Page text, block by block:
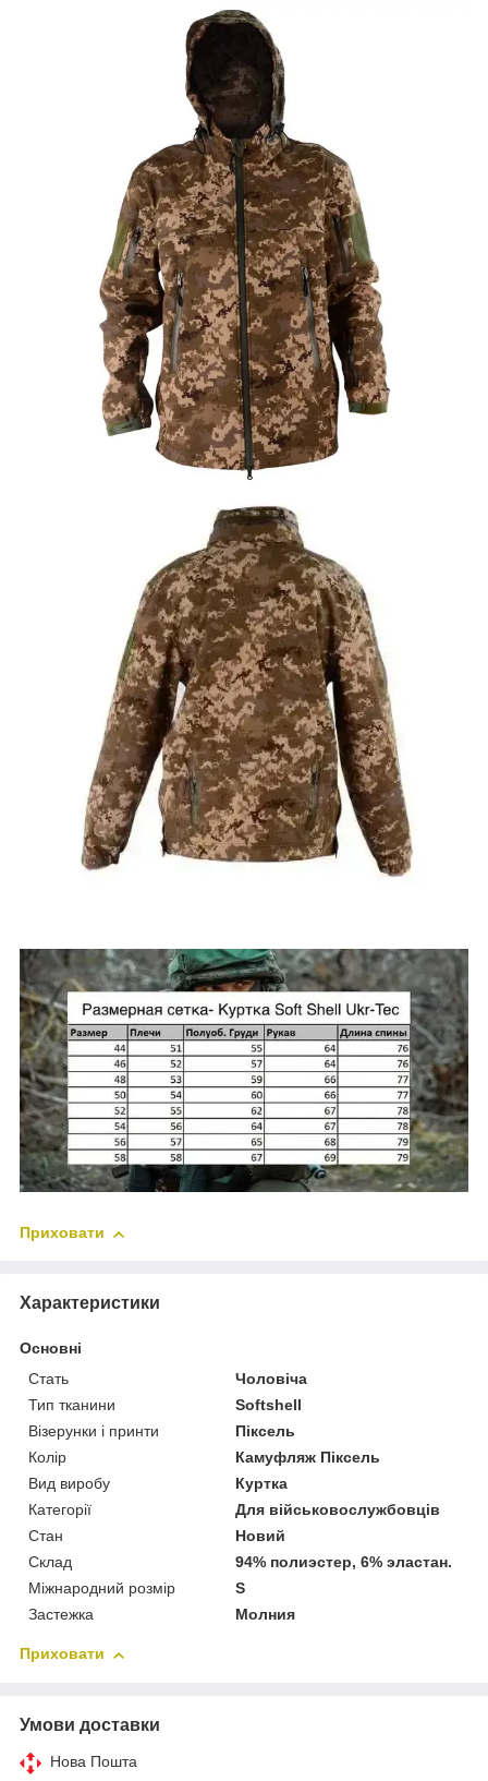
Приховати
Характеристики
Основні
Стать
Чоловіча
Тип тканини
Softshell
Візерунки і принти
Піксель
Колір
Камуфляж Піксель
Вид виробу
Куртка
Категорії
Для військовослужбовців
Стан
Новий
Склад
94% полиэстер, 6% эластан.
Міжнародний розмір
S
Застежка
Молния
Приховати
Умови доставки
Нова Пошта